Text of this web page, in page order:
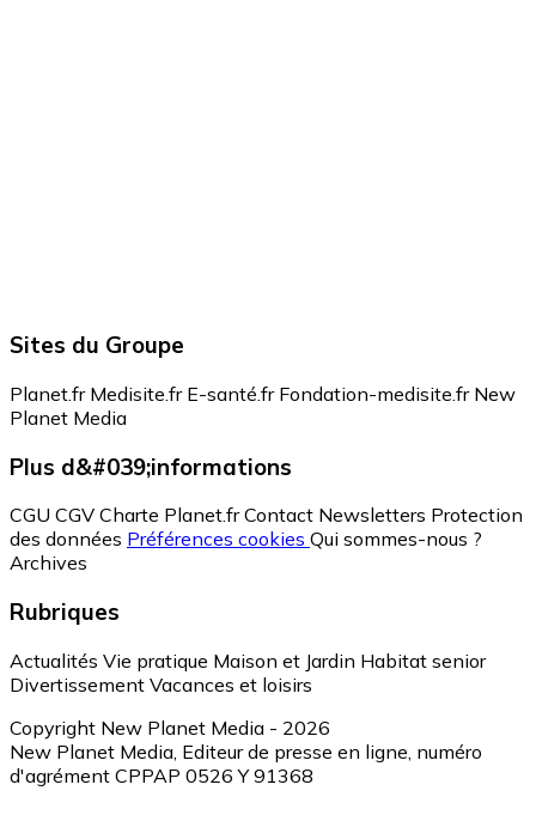
Sites du Groupe
Planet.fr Medisite.fr E-santé.fr Fondation-medisite.fr New
Planet Media
Plus d&#039;informations
CGU CGV Charte Planet.fr Contact Newsletters Protection
des données Préférences cookies Qui sommes-nous ?
Archives
Rubriques
Actualités Vie pratique Maison et Jardin Habitat senior
Divertissement Vacances et loisirs
Copyright New Planet Media - 2026
New Planet Media, Editeur de presse en ligne, numéro
d'agrément CPPAP 0526 Y 91368